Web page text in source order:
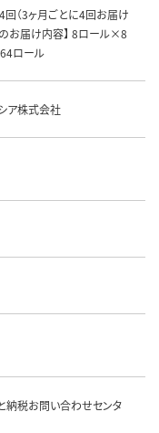
（3ヶ月ごとに4回お届け
のお届け内容】 8ロール×8
ロール
ア株式会社
納税お問い合わせセンタ